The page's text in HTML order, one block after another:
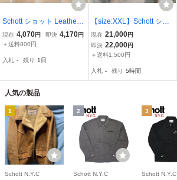
Schott ショット Leather
VEST ブラウン L 111431
610
現在 4,070円 即決 4,170円
＋送料800円
入札 - 残り 1日
【size:XXL】Schott ショ
ット CWU-R フライトジ
ャケット ミリタリー MA-
1 ネイビー/アヴィレック
現在 21,000円
即決 22,000円
＋送料1,500円
入札 - 残り 5時間
人気の製品
1
Schott N.Y.C
2
Schott N.Y.C
3
Schott N.Y.C